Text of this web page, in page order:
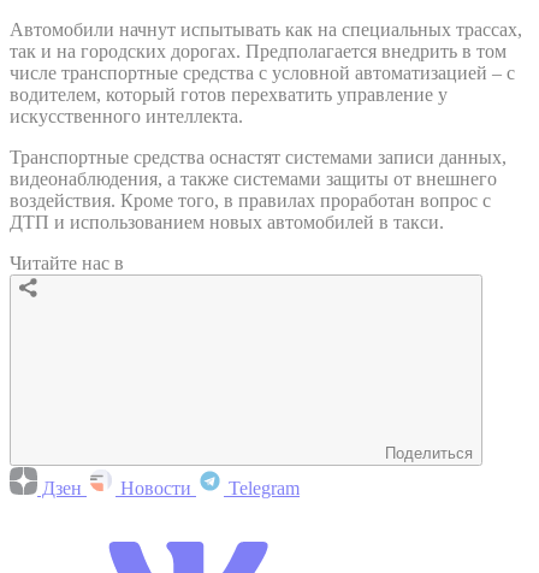
Автомобили начнут испытывать как на специальных трассах,
так и на городских дорогах. Предполагается внедрить в том
числе транспортные средства с условной автоматизацией – с
водителем, который готов перехватить управление у
искусственного интеллекта.
Транспортные средства оснастят системами записи данных,
видеонаблюдения, а также системами защиты от внешнего
воздействия. Кроме того, в правилах проработан вопрос с
ДТП и использованием новых автомобилей в такси.
Читайте нас в
Поделиться
Дзен Новости Telegram